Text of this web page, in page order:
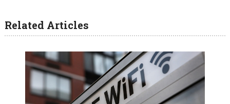
Related Articles